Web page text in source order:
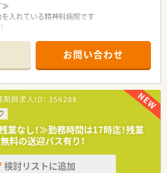
≫
入れている精神科病院です
メイン。薬歴管理、持参薬の鑑別等も行いま
も行っていただきます。
ト≫
歓迎！
！
希望されている方にもオススメです。
お問い合わせ
剤師求人ID： 356288
業なし！≫勤務時間は17時迄！残業
料の送迎バス有り！
検討リストに追加